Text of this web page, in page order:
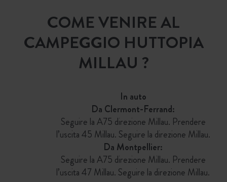
COME VENIRE AL
CAMPEGGIO HUTTOPIA
MILLAU ?
In auto
Da Clermont-Ferrand:
Seguire la A75 direzione Millau. Prendere
l’uscita 45 Millau. Seguire la direzione Millau.
Da Montpellier:
Seguire la A75 direzione Millau. Prendere
l’uscita 47 Millau. Seguire la direzione Millau.